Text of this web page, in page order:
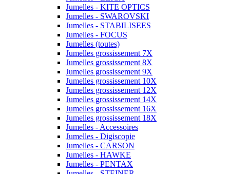
Jumelles - KITE OPTICS
Jumelles - SWAROVSKI
Jumelles - STABILISEES
Jumelles - FOCUS
Jumelles (toutes)
Jumelles grossissement 7X
Jumelles grossissement 8X
Jumelles grossissement 9X
Jumelles grossissement 10X
Jumelles grossissement 12X
Jumelles grossissement 14X
Jumelles grossissement 16X
Jumelles grossissement 18X
Jumelles - Accessoires
Jumelles - Digiscopie
Jumelles - CARSON
Jumelles - HAWKE
Jumelles - PENTAX